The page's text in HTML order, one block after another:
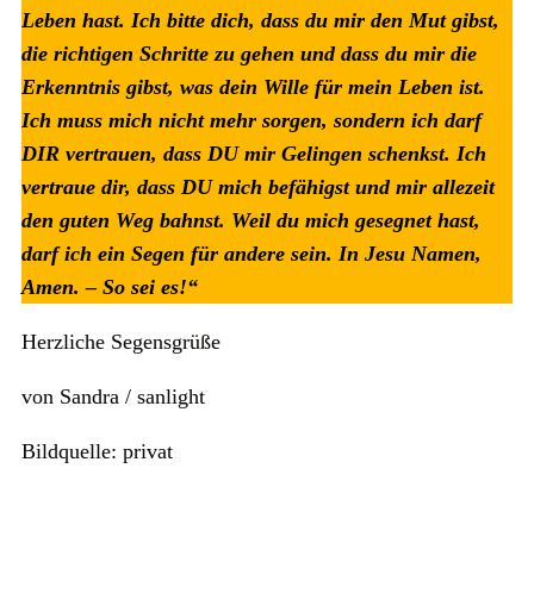
Leben hast. Ich bitte dich, dass du mir den Mut gibst,
die richtigen Schritte zu gehen und dass du mir die
Erkenntnis gibst, was dein Wille für mein Leben ist.
Ich muss mich nicht mehr sorgen, sondern ich darf
DIR vertrauen, dass DU mir Gelingen schenkst. Ich
vertraue dir, dass DU mich befähigst und mir allezeit
den guten Weg bahnst. Weil du mich gesegnet hast,
darf ich ein Segen für andere sein. In Jesu Namen,
Amen. – So sei es!“
Herzliche Segensgrüße
von Sandra / sanlight
Bildquelle: privat